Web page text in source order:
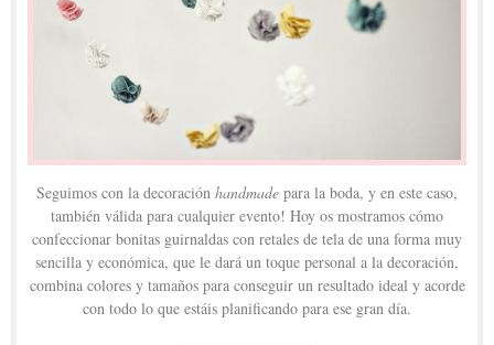
Seguimos con la decoración handmade para la boda, y en este caso,
también válida para cualquier evento! Hoy os mostramos cómo
confeccionar bonitas guirnaldas con retales de tela de una forma muy
sencilla y económica, que le dará un toque personal a la decoración,
combina colores y tamaños para conseguir un resultado ideal y acorde
con todo lo que estáis planificando para ese gran día.